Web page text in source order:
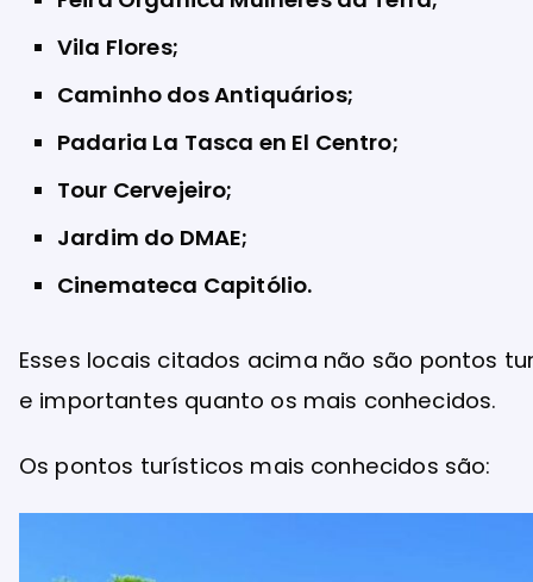
Vila Flores;
Caminho dos Antiquários;
Padaria La Tasca en El Centro;
Tour Cervejeiro;
Jardim do DMAE;
Cinemateca Capitólio.
Esses locais citados acima não são pontos
e importantes quanto os mais conhecidos.
Os pontos turísticos mais conhecidos são: